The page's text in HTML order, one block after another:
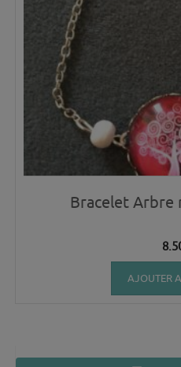
Bracelet Arbre
AJOUTER